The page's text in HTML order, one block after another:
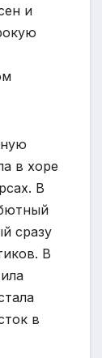
и
в хоре
В
сразу
В
в